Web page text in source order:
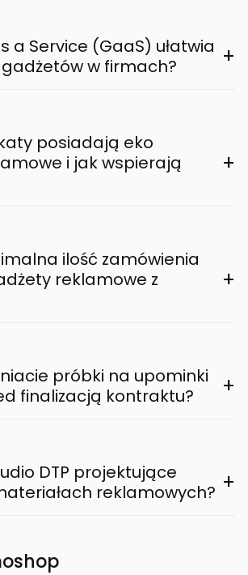
a Service (GaaS) ułatwia
w firmach?
+
posiadają eko
i jak wspierają
+
ilość zamówienia
reklamowe z
+
próbki na upominki
finalizacją kontraktu?
+
DTP projektujące
reklamowych? +